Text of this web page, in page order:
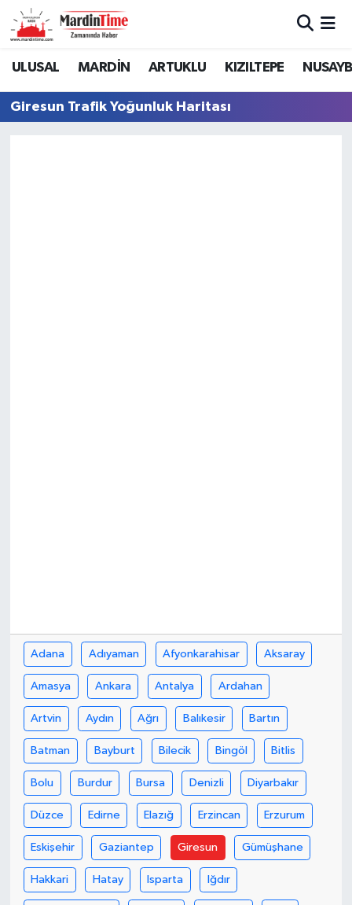
ULUSAL MARDİN ARTUKLU KIZILTEPE
Giresun Trafik Yoğunluk Haritası
Adana Adıyaman Afyonkarahisar Aksaray
Amasya Ankara Antalya Ardahan
Artvin Aydın Ağrı Balıkesir Bartın
Batman Bayburt Bilecik Bingöl Bitlis
Bolu Burdur Bursa Denizli Diyarbakır
Düzce Edirne Elazığ Erzincan Erzurum
Eskişehir Gaziantep Giresun Gümüşhane
Hakkari Hatay Isparta Iğdır
Mardin Nöbetçi Eczaneler
Mardin Hava Durumu